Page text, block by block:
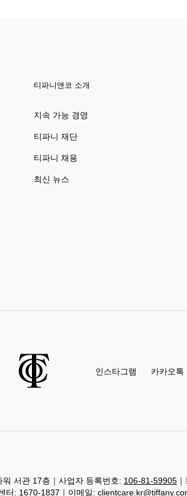
티파니앤코 소개
지속 가능 경영
티파니 재단
티파니 채용
최신 뉴스
인스타그램 카카오톡
서관 17층｜사업자 등록번호: 106-81-59905
터: 1670-1837｜이메일: